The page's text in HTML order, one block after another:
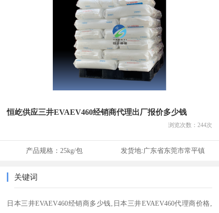
恒屹供应三井EVAEV460经销商代理出厂报价多少钱
浏览次数： 244次
产品规格： 25kg/包 发货地:广东省东莞市常平镇
关键词
日本三井EVAEV460经销商多少钱,日本三井EVAEV460代理商价格,